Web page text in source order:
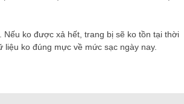
ko được xả hết, trang bị sẽ ko tồn tại thời
ko đúng mực về mức sạc ngày nay.